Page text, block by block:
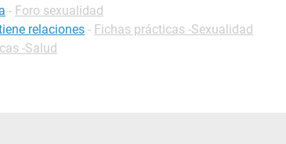
- Foro sexualidad
relaciones - Fichas prácticas -Sexualidad
-Salud